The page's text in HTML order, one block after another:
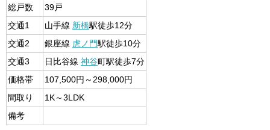
総戸数
39戸
交通1
山手線 新橋駅徒歩12分
交通2
銀座線 虎ノ門駅徒歩10分
交通3
日比谷線 神谷町駅徒歩7分
価格帯
107,500円～298,000円
間取り
1K～3LDK
備考